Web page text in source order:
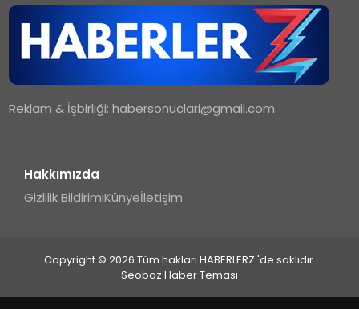
Reklam & İşbirliği:habersonuclari@gmail.com
Hakkımızda
Gizlilik BildirimiKünyeİletişim
Copyright © 2026 Tüm hakları HABERLERZ 'de saklıdır.
Seobaz Haber Teması